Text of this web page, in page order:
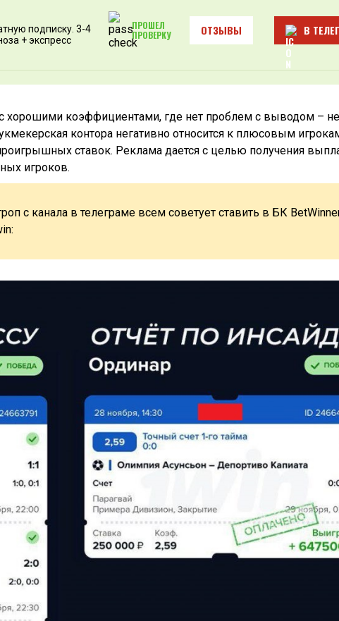
подписку. 3-4
+ экспресс
ПРОШЕЛ
ПРОВЕРКУ
ОТЗЫВЫ В
с хорошими коэффициентами, где нет проблем с выводом –
контора негативно относится к плюсовым
ставок. Реклама дается с целью получения
игроков.
с канала в телеграме всем советует ставить в БК